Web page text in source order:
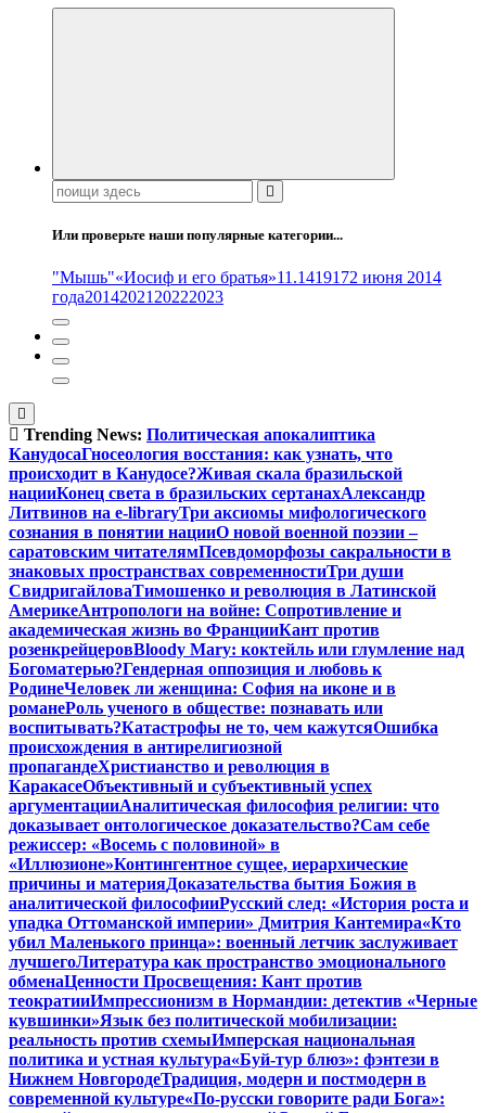
Поиск:
Или проверьте наши популярные категории...
"Мышь"«Иосиф и его братья»11.1419172 июня 2014
года20142021 20222023
Trending News: Политическая апокалиптика
КанудосаГносеология восстания: как узнать, что
происходит в Канудосе?Живая скала бразильской
нацииКонец света в бразильских сертанахАлександр
Литвинов на e-libraryТри аксиомы мифологического
сознания в понятии нацииО новой военной поэзии –
саратовским читателямПсевдоморфозы сакральности в
знаковых пространствах современностиТри души
СвидригайловаТимошенко и революция в Латинской
АмерикеАнтропологи на войне: Сопротивление и
академическая жизнь во ФранцииКант против
розенкрейцеровBloody Mary: коктейль или глумление над
Богоматерью?Гендерная оппозиция и любовь к
РодинеЧеловек ли женщина: София на иконе и в
романеРоль ученого в обществе: познавать или
воспитывать?Катастрофы не то, чем кажутсяОшибка
происхождения в антирелигиозной
пропагандеХристианство и революция в
КаракасеОбъективный и субъективный успех
аргументацииАналитическая философия религии: что
доказывает онтологическое доказательство?Сам себе
режиссер: «Восемь с половиной» в
«Иллюзионе»Контингентное сущее, иерархические
причины и материяДоказательства бытия Божия в
аналитической философииРусский след: «История роста и
упадка Оттоманской империи» Дмитрия Кантемира«Кто
убил Маленького принца»: военный летчик заслуживает
лучшегоЛитература как пространство эмоционального
обменаЦенности Просвещения: Кант против
теократииИмпрессионизм в Нормандии: детектив «Черные
кувшинки»Язык без политической мобилизации:
реальность против схемыИмперская национальная
политика и устная культура«Буй-тур блюз»: фэнтези в
Нижнем НовгородеТрадиция, модерн и постмодерн в
современной культуре«По-русски говорите ради Бога»: